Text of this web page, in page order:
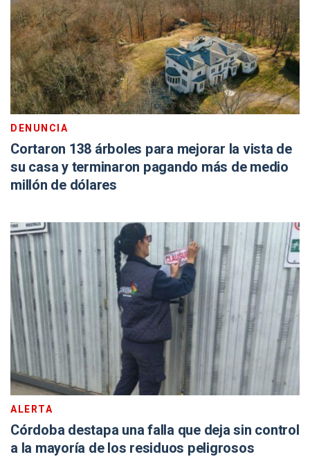
DENUNCIA
Cortaron 138 árboles para mejorar la vista de
su casa y terminaron pagando más de medio
millón de dólares
ALERTA
Córdoba destapa una falla que deja sin control
a la mayoría de los residuos peligrosos